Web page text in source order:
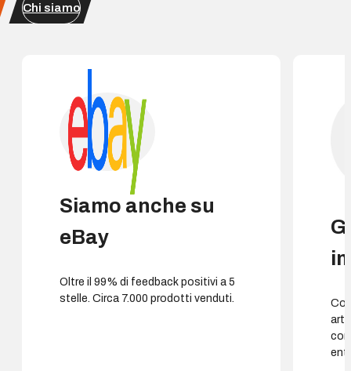
Chi siamo
Siamo anche su
eBay
Oltre il 99% di feedback positivi a 5
stelle. Circa 7.000 prodotti venduti.